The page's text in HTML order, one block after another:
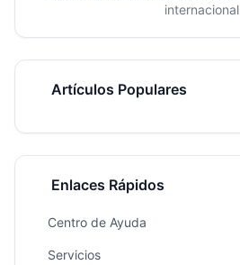
internacional
Artículos Populares
Enlaces Rápidos
Centro de Ayuda
Servicios